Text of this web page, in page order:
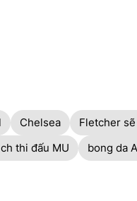
Chelsea
Fletcher
thi đấu MU bong da